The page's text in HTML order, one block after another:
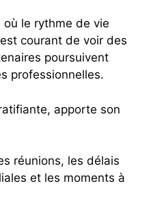
le rythme de vie
courant de voir des
poursuivent
professionnelles.
apporte son
réunions, les délais
et les moments à